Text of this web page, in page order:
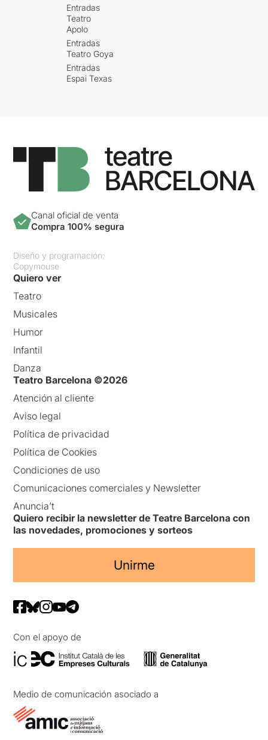
Entradas
Teatro
Apolo
Entradas
Teatro Goya
Entradas
Espai Texas
Canal oficial de venta
Compra 100% segura
Diseño y programación:
Copymouse
Quiero ver
Teatro
Musicales
Humor
Infantil
Danza
Teatro Barcelona ©2026
Atención al cliente
Aviso legal
Política de privacidad
Política de Cookies
Condiciones de uso
Comunicaciones comerciales y Newsletter
Anuncia’t
Quiero recibir la newsletter de Teatre Barcelona con
las novedades, promociones y sorteos
Unirme
Con el apoyo de
Medio de comunicación asociado a